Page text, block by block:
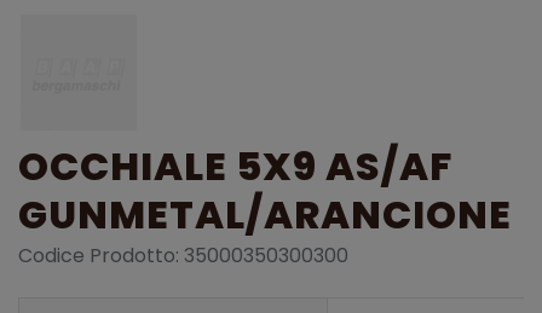
OCCHIALE 5X9 AS/AF
GUNMETAL/ARANCIONE
Codice Prodotto: 35000350300300